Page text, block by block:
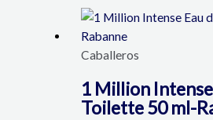
Caballeros
1 Million
Toilette 50 ml-